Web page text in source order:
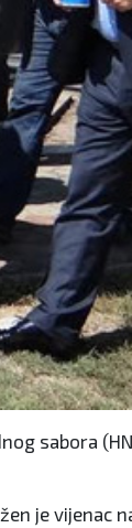
sabora
je vijenac